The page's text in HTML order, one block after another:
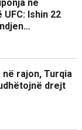
në
Ishin 22
rajon, Turqia
drejt